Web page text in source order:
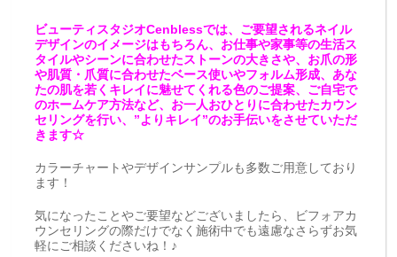
ビューティスタジオCenblessでは、ご要望されるネイル
デザインのイメージはもちろん、お仕事や家事等の生活ス
タイルやシーンに合わせたストーンの大きさや、お爪の形
や肌質・爪質に合わせたベース使いやフォルム形成、あな
たの肌を若くキレイに魅せてくれる色のご提案、ご自宅で
のホームケア方法など、お一人おひとりに合わせたカウン
セリングを行い、”よりキレイ”のお手伝いをさせていただ
きます☆
カラーチャートやデザインサンプルも多数ご用意しており
ます！
気になったことやご要望などございましたら、ビフォアカ
ウンセリングの際だけでなく施術中でも遠慮なさらずお気
軽にご相談くださいね！♪